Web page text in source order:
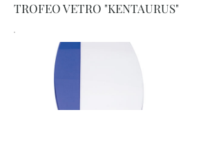
TROFEO VETRO "KENTAURUS"